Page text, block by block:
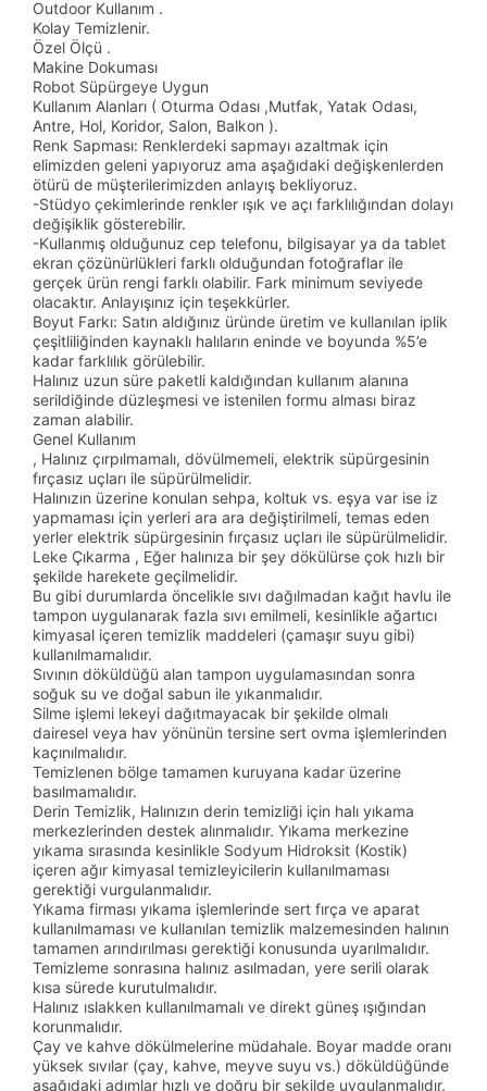
Outdoor Kullanım .
Kolay Temizlenir.
Özel Ölçü .
Makine Dokuması
Robot Süpürgeye Uygun
Kullanım Alanları ( Oturma Odası ,Mutfak, Yatak Odası,
Antre, Hol, Koridor, Salon, Balkon ).
Renk Sapması: Renklerdeki sapmayı azaltmak için
elimizden geleni yapıyoruz ama aşağıdaki değişkenlerden
ötürü de müşterilerimizden anlayış bekliyoruz.
-Stüdyo çekimlerinde renkler ışık ve açı farklılığından dolayı
değişiklik gösterebilir.
-Kullanmış olduğunuz cep telefonu, bilgisayar ya da tablet
ekran çözünürlükleri farklı olduğundan fotoğraflar ile
gerçek ürün rengi farklı olabilir. Fark minimum seviyede
olacaktır. Anlayışınız için teşekkürler.
Boyut Farkı: Satın aldığınız üründe üretim ve kullanılan iplik
çeşitliliğinden kaynaklı halıların eninde ve boyunda %5’e
kadar farklılık görülebilir.
Halınız uzun süre paketli kaldığından kullanım alanına
serildiğinde düzleşmesi ve istenilen formu alması biraz
zaman alabilir.
Genel Kullanım
, Halınız çırpılmamalı, dövülmemeli, elektrik süpürgesinin
fırçasız uçları ile süpürülmelidir.
Halınızın üzerine konulan sehpa, koltuk vs. eşya var ise iz
yapmaması için yerleri ara ara değiştirilmeli, temas eden
yerler elektrik süpürgesinin fırçasız uçları ile süpürülmelidir.
Leke Çıkarma , Eğer halınıza bir şey dökülürse çok hızlı bir
şekilde harekete geçilmelidir.
Bu gibi durumlarda öncelikle sıvı dağılmadan kağıt havlu ile
tampon uygulanarak fazla sıvı emilmeli, kesinlikle ağartıcı
kimyasal içeren temizlik maddeleri (çamaşır suyu gibi)
kullanılmamalıdır.
Sıvının döküldüğü alan tampon uygulamasından sonra
soğuk su ve doğal sabun ile yıkanmalıdır.
Silme işlemi lekeyi dağıtmayacak bir şekilde olmalı
dairesel veya hav yönünün tersine sert ovma işlemlerinden
kaçınılmalıdır.
Temizlenen bölge tamamen kuruyana kadar üzerine
basılmamalıdır.
Derin Temizlik, Halınızın derin temizliği için halı yıkama
merkezlerinden destek alınmalıdır. Yıkama merkezine
yıkama sırasında kesinlikle Sodyum Hidroksit (Kostik)
içeren ağır kimyasal temizleyicilerin kullanılmaması
gerektiği vurgulanmalıdır.
Yıkama firması yıkama işlemlerinde sert fırça ve aparat
kullanılmaması ve kullanılan temizlik malzemesinden halının
tamamen arındırılması gerektiği konusunda uyarılmalıdır.
Temizleme sonrasına halınız asılmadan, yere serili olarak
kısa sürede kurutulmalıdır.
Halınız ıslakken kullanılmamalı ve direkt güneş ışığından
korunmalıdır.
Çay ve kahve dökülmelerine müdahale. Boyar madde oranı
yüksek sıvılar (çay, kahve, meyve suyu vs.) döküldüğünde
aşağıdaki adımlar hızlı ve doğru bir şekilde uygulanmalıdır.